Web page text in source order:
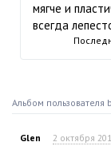
мягче и
всегда
Альбом пользователя
Glen 2 октября